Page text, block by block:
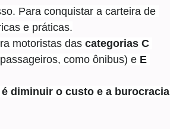
Para conquistar a carteira de
e práticas.
motoristas das categorias C
como ônibus) e E
diminuir o custo e a burocracia